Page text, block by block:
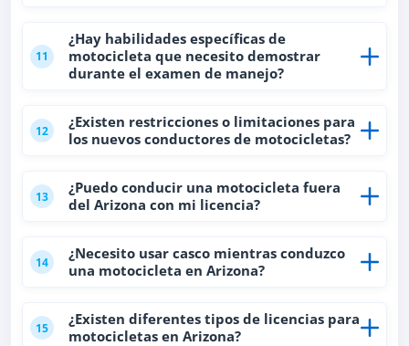
11
¿Hay habilidades específicas de
motocicleta que necesito demostrar
durante el examen de manejo?
12
¿Existen restricciones o limitaciones para
los nuevos conductores de motocicletas?
13
¿Puedo conducir una motocicleta fuera
del Arizona con mi licencia?
14
¿Necesito usar casco mientras conduzco
una motocicleta en Arizona?
15
¿Existen diferentes tipos de licencias para
motocicletas en Arizona?